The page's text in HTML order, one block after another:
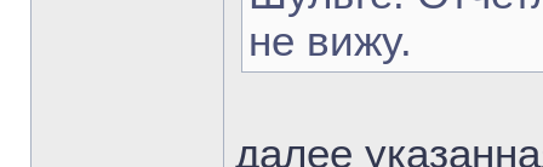
не вижу.
далее